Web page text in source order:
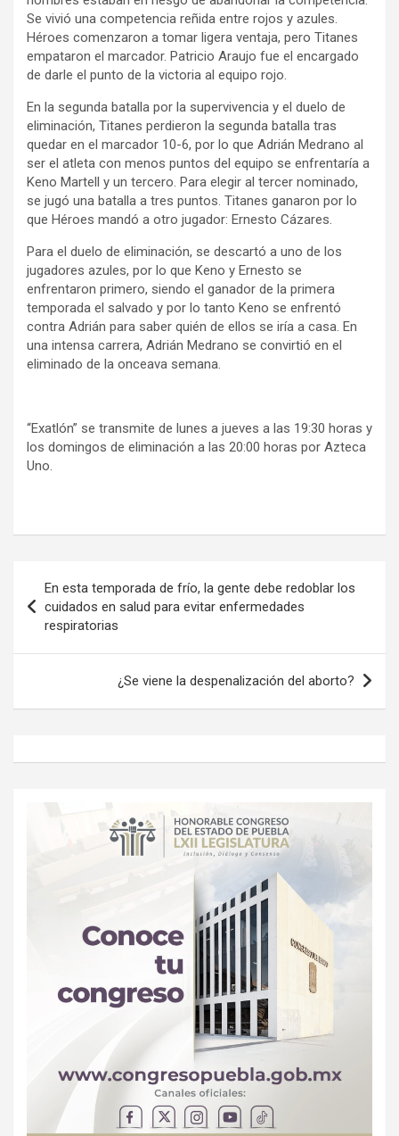
Se vivió una competencia reñida entre rojos y azules.
Héroes comenzaron a tomar ligera ventaja, pero Titanes
empataron el marcador. Patricio Araujo fue el encargado
de darle el punto de la victoria al equipo rojo.
En la segunda batalla por la supervivencia y el duelo de
eliminación, Titanes perdieron la segunda batalla tras
quedar en el marcador 10-6, por lo que Adrián Medrano al
ser el atleta con menos puntos del equipo se enfrentaría a
Keno Martell y un tercero. Para elegir al tercer nominado,
se jugó una batalla a tres puntos. Titanes ganaron por lo
que Héroes mandó a otro jugador: Ernesto Cázares.
Para el duelo de eliminación, se descartó a uno de los
jugadores azules, por lo que Keno y Ernesto se
enfrentaron primero, siendo el ganador de la primera
temporada el salvado y por lo tanto Keno se enfrentó
contra Adrián para saber quién de ellos se iría a casa. En
una intensa carrera, Adrián Medrano se convirtió en el
eliminado de la onceava semana.
“Exatlón” se transmite de lunes a jueves a las 19:30 horas y
los domingos de eliminación a las 20:00 horas por Azteca
Uno.
de
entradas
En esta temporada de frío, la gente debe redoblar los
cuidados en salud para evitar enfermedades
respiratorias
¿Se viene la despenalización del aborto?